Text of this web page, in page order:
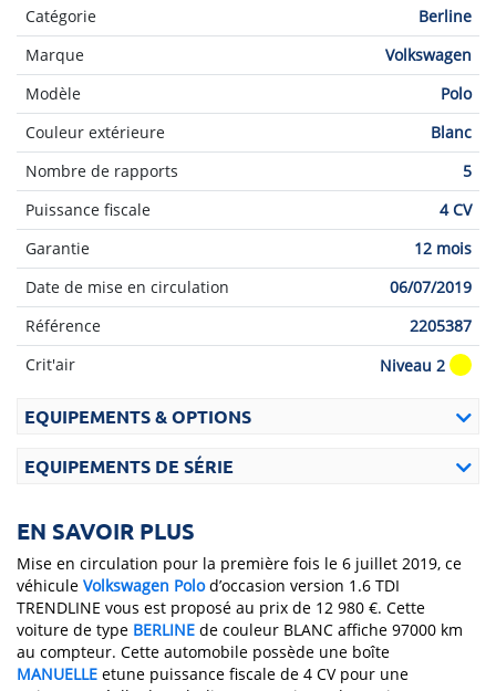
Catégorie
Berline
Marque
Volkswagen
Modèle
Polo
Couleur extérieure
Blanc
Nombre de rapports
5
Puissance fiscale
4 CV
Garantie
12 mois
Date de mise en circulation
06/07/2019
Référence
2205387
Crit'air
Niveau 2
EQUIPEMENTS & OPTIONS
EQUIPEMENTS DE SÉRIE
EN SAVOIR PLUS
Mise en circulation pour la première fois le 6 juillet 2019, ce
véhicule Volkswagen Polod’occasion version 1.6 TDI
TRENDLINE vous est proposé au prix de 12 980 €. Cette
voiture de type BERLINE de couleur BLANC affiche 97000 km
au compteur. Cette automobile possède une boîte
MANUELLE etune puissance fiscale de 4 CV pour une